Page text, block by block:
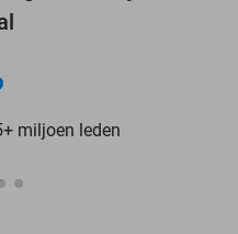
miljoen leden